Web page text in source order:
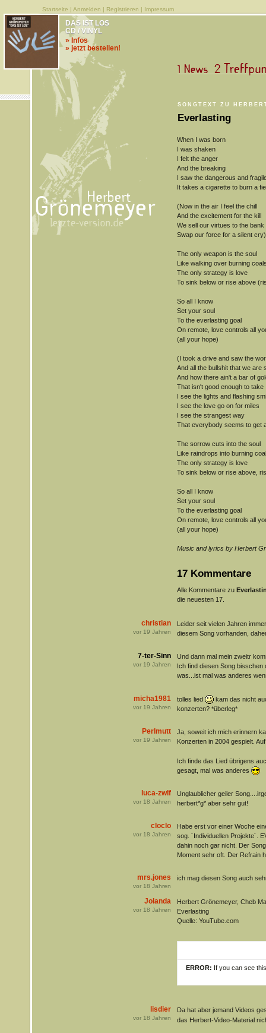
Startseite | Anmelden | Registrieren | Impressum
SONGTEXT ZU
Everlasting
DAS IST LOS
CD / VINYL
» Infos
» jetzt bestellen!
When I was born
I was shaken
I felt the anger
And the breaking
I saw the dangerous and
It takes a cigarette to burn a
(Now in the air I feel the chill
And the excitement for the kill
We sell our virtues to the bank
Swap our force for a silent cry)
The only weapon is the soul
Like walking over burning
The only strategy is love
To sink below or rise above
So all I know
Set your soul
To the everlasting goal
On remote, love controls all
(all your hope)
(I took a drive and saw the
And all the bullshit that we are
And how there ain't a bar of
That isn't good enough to take
I see the lights and flashing
I see the love go on for miles
I see the strangest way
That everybody seems to get
The sorrow cuts into the soul
Like raindrops into burning
The only strategy is love
To sink below or rise above,
So all I know
Set your soul
To the everlasting goal
On remote, love controls all
(all your hope)
Music and lyrics by Herbert
17 Kommentare
Alle Kommentare zu
die neuesten 17.
christian
vor 19 Jahren
Leider seit vielen Jahren
diesem Song vorhanden,
7-ter-Sinn
vor 19 Jahren
Und dann mal mein zweitr
Ich find diesen Song
was...ist mal was anderes
micha1981
vor 19 Jahren
tolles lied
kam das nicht
konzerten? *überleg*
Perlmutt
vor 19 Jahren
Ja, soweit ich mich erinnern
Konzerten in 2004 gespielt.
Ich finde das Lied übrigens
gesagt, mal was anderes
luca-zwlf
vor 18 Jahren
Unglaublicher geiler
herbert*g* aber sehr gut!
cloclo
vor 18 Jahren
Habe erst vor einer Woche
sog. ´Individuellen Projekte´.
dahin noch gar nicht. Der
Moment sehr oft. Der Refrain
mrs.jones
vor 18 Jahren
ich mag diesen Song auch
Jolanda
vor 18 Jahren
Herbert Grönemeyer, Cheb
Everlasting
Quelle: YouTube.com
ERROR: If you can see
lisdier
vor 18 Jahren
Da hat aber jemand Videos
das Herbert-Video-Material